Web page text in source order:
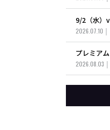
9/2（水）
2026.07.10
プレミア
2026.08.03